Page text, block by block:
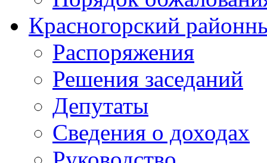
Красногорский
Распоряжения
Решения заседаний
Депутаты
Сведения о доходах